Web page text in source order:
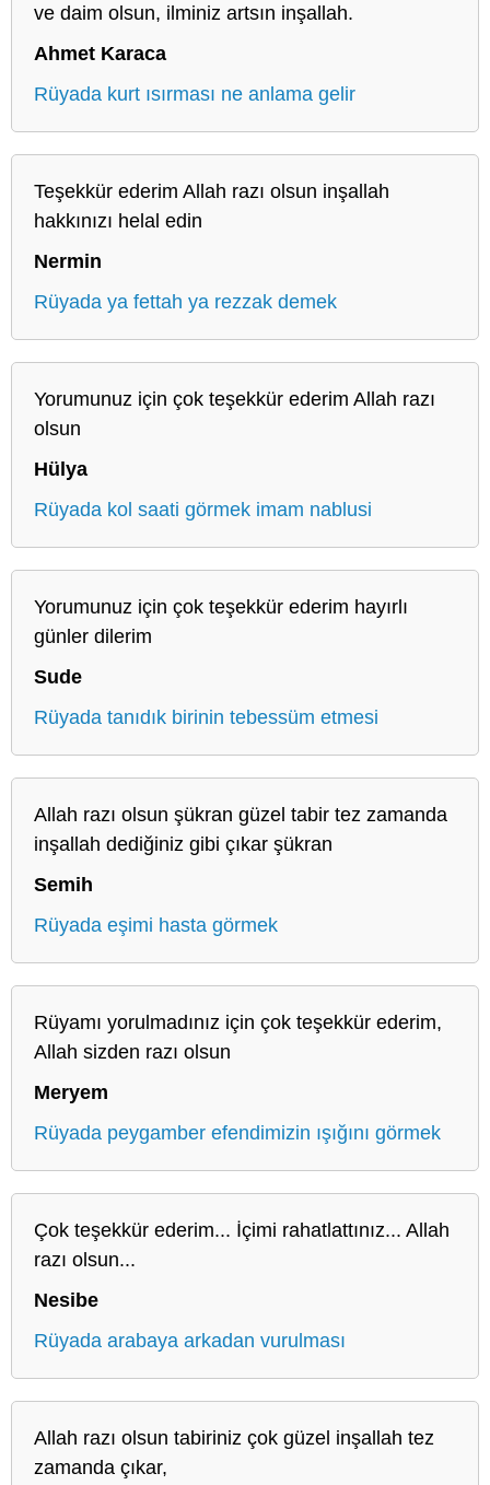
ve daim olsun, ilminiz artsın inşallah.
Ahmet Karaca
Rüyada kurt ısırması ne anlama gelir
Teşekkür ederim Allah razı olsun inşallah
hakkınızı helal edin
Nermin
Rüyada ya fettah ya rezzak demek
Yorumunuz için çok teşekkür ederim Allah razı
olsun
Hülya
Rüyada kol saati görmek imam nablusi
Yorumunuz için çok teşekkür ederim hayırlı
günler dilerim
Sude
Rüyada tanıdık birinin tebessüm etmesi
Allah razı olsun şükran güzel tabir tez zamanda
inşallah dediğiniz gibi çıkar şükran
Semih
Rüyada eşimi hasta görmek
Rüyamı yorulmadınız için çok teşekkür ederim,
Allah sizden razı olsun
Meryem
Rüyada peygamber efendimizin ışığını görmek
Çok teşekkür ederim... İçimi rahatlattınız... Allah
razı olsun...
Nesibe
Rüyada arabaya arkadan vurulması
Allah razı olsun tabiriniz çok güzel inşallah tez
zamanda çıkar,